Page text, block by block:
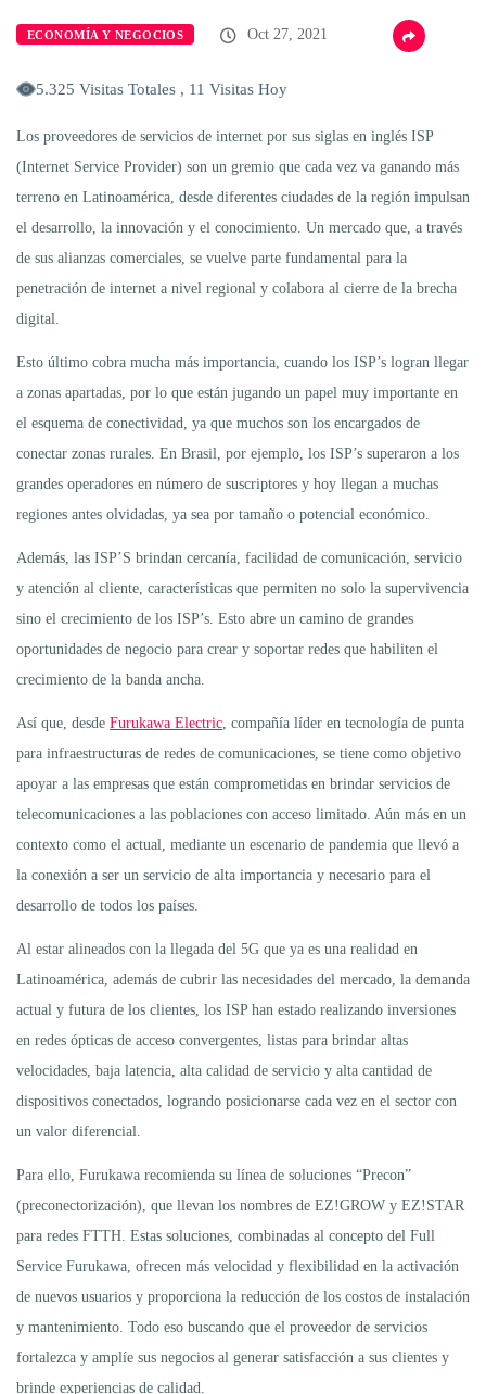
ECONOMÍA Y NEGOCIOS Oct 27, 2021
5.325 Visitas Totales , 11 Visitas Hoy
Los proveedores de servicios de internet por sus siglas en inglés ISP
(Internet Service Provider) son un gremio que cada vez va ganando más
terreno en Latinoamérica, desde diferentes ciudades de la región impulsan
el desarrollo, la innovación y el conocimiento. Un mercado que, a través
de sus alianzas comerciales, se vuelve parte fundamental para la
penetración de internet a nivel regional y colabora al cierre de la brecha
digital.
Esto último cobra mucha más importancia, cuando los ISP’s logran llegar
a zonas apartadas, por lo que están jugando un papel muy importante en
el esquema de conectividad, ya que muchos son los encargados de
conectar zonas rurales. En Brasil, por ejemplo, los ISP’s superaron a los
grandes operadores en número de suscriptores y hoy llegan a muchas
regiones antes olvidadas, ya sea por tamaño o potencial económico.
Además, las ISP’S brindan cercanía, facilidad de comunicación, servicio
y atención al cliente, características que permiten no solo la supervivencia
sino el crecimiento de los ISP’s. Esto abre un camino de grandes
oportunidades de negocio para crear y soportar redes que habiliten el
crecimiento de la banda ancha.
Así que, desde Furukawa Electric , compañía líder en tecnología de punta
para infraestructuras de redes de comunicaciones, se tiene como objetivo
apoyar a las empresas que están comprometidas en brindar servicios de
telecomunicaciones a las poblaciones con acceso limitado. Aún más en un
contexto como el actual, mediante un escenario de pandemia que llevó a
la conexión a ser un servicio de alta importancia y necesario para el
desarrollo de todos los países.
Al estar alineados con la llegada del 5G que ya es una realidad en
Latinoamérica, además de cubrir las necesidades del mercado, la demanda
actual y futura de los clientes, los ISP han estado realizando inversiones
en redes ópticas de acceso convergentes, listas para brindar altas
velocidades, baja latencia, alta calidad de servicio y alta cantidad de
dispositivos conectados, logrando posicionarse cada vez en el sector con
un valor diferencial.
Para ello, Furukawa recomienda su línea de soluciones “Precon”
(preconectorización), que llevan los nombres de EZ!GROW y EZ!STAR
para redes FTTH. Estas soluciones, combinadas al concepto del Full
Service Furukawa, ofrecen más velocidad y flexibilidad en la activación
de nuevos usuarios y proporciona la reducción de los costos de instalación
y mantenimiento. Todo eso buscando que el proveedor de servicios
fortalezca y amplíe sus negocios al generar satisfacción a sus clientes y
brinde experiencias de calidad.